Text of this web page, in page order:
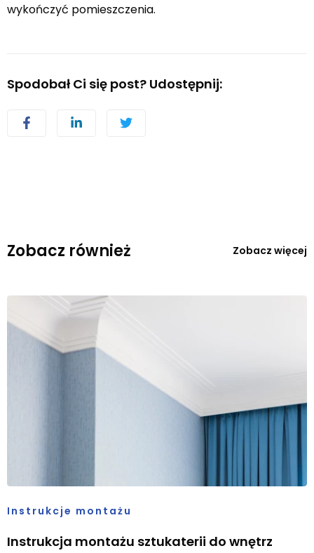
wykończyć pomieszczenia.
Spodobał Ci się post? Udostępnij:
Zobacz również Zobacz więcej
Instrukcje montażu
Instrukcja montażu sztukaterii do wnętrz